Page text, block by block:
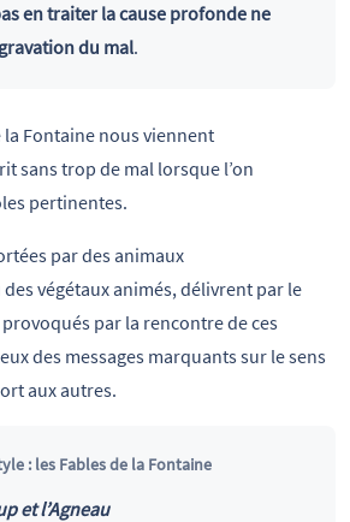
en traiter la cause profonde ne
du mal.
Fontaine nous viennent
sans trop de mal lorsque l’on
pertinentes.
par des animaux
végétaux animés, délivrent par le
par la rencontre de ces
des messages marquants sur le sens
aux autres.
: les Fables de la Fontaine
et l’Agneau